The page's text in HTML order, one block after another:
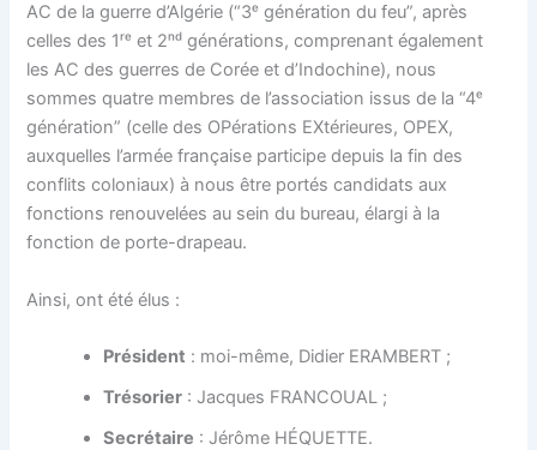
AC de la guerre d’Algérie (“3ᵉ génération du feu”, après
celles des 1ʳᵉ et 2ⁿᵈ générations, comprenant également
les AC des guerres de Corée et d’Indochine), nous
sommes quatre membres de l’association issus de la “4ᵉ
génération” (celle des OPérations EXtérieures, OPEX,
auxquelles l’armée française participe depuis la fin des
conflits coloniaux) à nous être portés candidats aux
fonctions renouvelées au sein du bureau, élargi à la
fonction de porte-drapeau.
Ainsi, ont été élus :
Président : moi-même, Didier ERAMBERT ;
Trésorier : Jacques FRANCOUAL ;
Secrétaire : Jérôme HÉQUETTE.